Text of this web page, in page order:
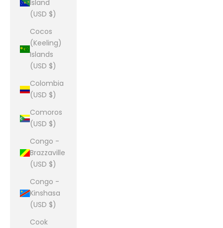
Island
(USD $)
Cocos
(Keeling)
Islands
(USD $)
Colombia
(USD $)
Comoros
(USD $)
Congo -
Brazzaville
(USD $)
Congo -
Kinshasa
(USD $)
Cook